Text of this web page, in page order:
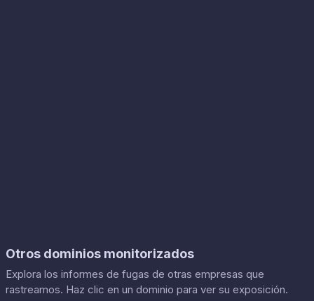
Otros dominios monitorizados
Explora los informes de fugas de otras empresas que
rastreamos. Haz clic en un dominio para ver su exposición.